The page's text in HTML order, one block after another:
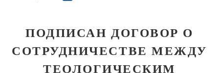
ПОДПИСАН ДОГОВОР О
СОТРУДНИЧЕСТВЕ МЕЖДУ
ТЕОЛОГИЧЕСКИМ